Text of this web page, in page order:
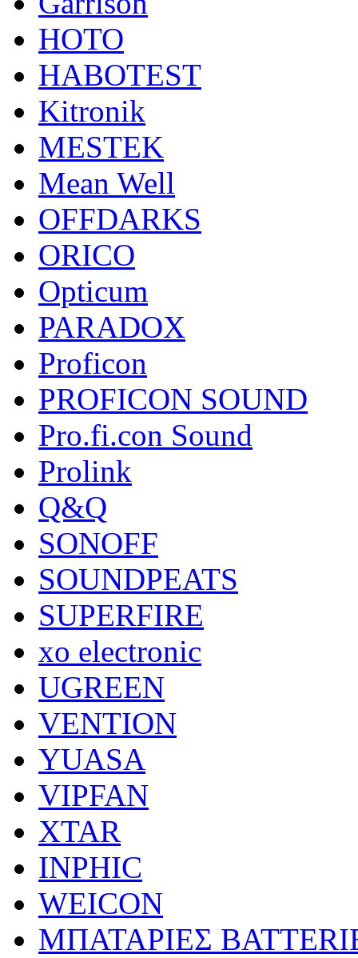
HOTO
HABOTEST
Kitronik
MESTEK
Mean Well
OFFDARKS
ORICO
Opticum
PARADOX
Proficon
PROFICON SOUND
Pro.fi.con Sound
Prolink
Q&Q
SONOFF
SOUNDPEATS
SUPERFIRE
xo electronic
UGREEN
VENTION
YUASA
VIPFAN
XTAR
INPHIC
WEICON
ΜΠΑΤΑΡΙΕΣ